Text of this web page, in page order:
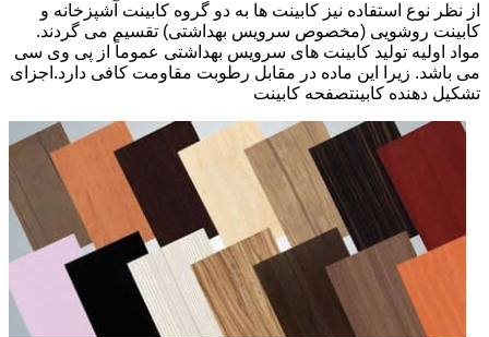
از نظر نوع استفاده نیز کابینت ها به دو گروه کابینت آشپزخانه و
کابینت روشویی (مخصوص سرویس بهداشتی) تقسیم می گردند.
مواد اولیه تولید کابینت های سرویس بهداشتی عموماً از پی وی سی
می باشد. زیرا این ماده در مقابل رطوبت مقاومت کافی دارد.اجزای
تشکیل دهنده کابینتصفحه کابینت